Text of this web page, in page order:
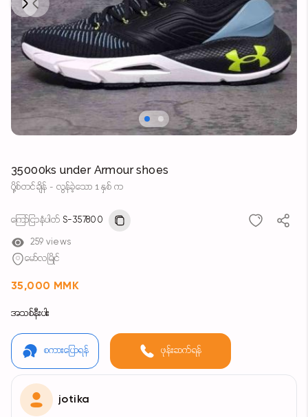
Previous
Next
35000ks under Armour shoes
ပို့စ်တင်ချိန် - လွန်ခဲ့သော 1 နှစ် က
ကြော်ငြာနံပါတ် S-357800
259 views
မော်လမြိုင်
35,000 MMK
အသစ်နီးပါး
စကားပြောရန် ဖုန်းဆက်ရန်
jotika